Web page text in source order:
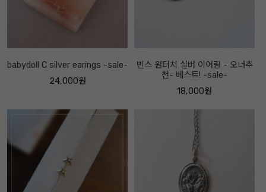
babydoll C silver earings -sale-
24,000원
빈스 원터치 실버 이어링 - 오너추
천- 베스트! -sale-
18,000원